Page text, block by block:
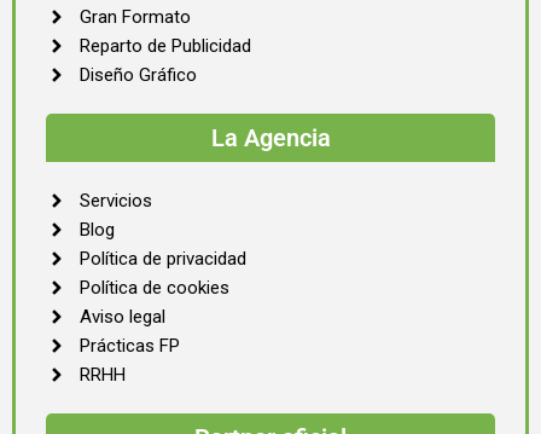
Gran Formato
Reparto de Publicidad
Diseño Gráfico
La Agencia
Servicios
Blog
Política de privacidad
Política de cookies
Aviso legal
Prácticas FP
RRHH